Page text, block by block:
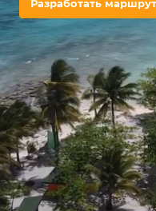
Разработать маршрут